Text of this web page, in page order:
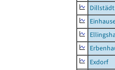
Dillstädt
Exdorf